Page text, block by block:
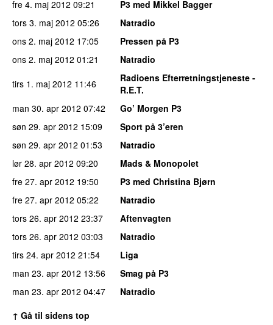
fre 4. maj 2012 09:21
P3 med Mikkel Bagger
tors 3. maj 2012 05:26
Natradio
ons 2. maj 2012 17:05
Pressen på P3
ons 2. maj 2012 01:21
Natradio
tirs 1. maj 2012 11:46
Radioens Efterretningstjeneste -
R.E.T.
man 30. apr 2012 07:42
Go’ Morgen P3
søn 29. apr 2012 15:09
Sport på 3’eren
søn 29. apr 2012 01:53
Natradio
lør 28. apr 2012 09:20
Mads & Monopolet
fre 27. apr 2012 19:50
P3 med Christina Bjørn
fre 27. apr 2012 05:22
Natradio
tors 26. apr 2012 23:37
Aftenvagten
tors 26. apr 2012 03:03
Natradio
tirs 24. apr 2012 21:54
Liga
man 23. apr 2012 13:56
Smag på P3
man 23. apr 2012 04:47
Natradio
↑ Gå til sidens top